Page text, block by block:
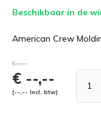
Beschikbaar in de
American Crew
€--,--
€ --,--
(--,-- Incl. btw)